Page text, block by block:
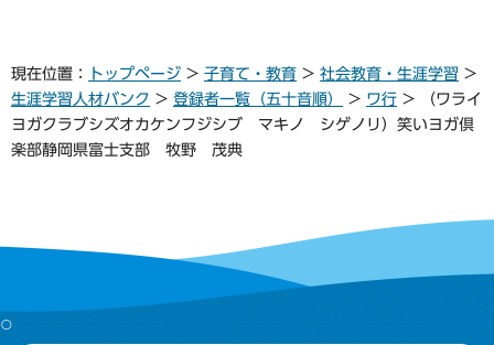
現在位置： トップページ > 子育て・教育 > 社会教育・生涯学習 >
生涯学習人材バンク > 登録者一覧（五十音順） > ワ行 > （ワライ
ヨガクラブシズオカケンフジシブ マキノ シゲノリ）笑いヨガ倶
楽部静岡県富士支部 牧野 茂典